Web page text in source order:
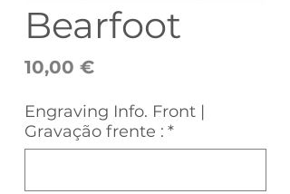
Bearfoot
10,00 €Preço
Engraving Info. Front |
Gravação frente : *